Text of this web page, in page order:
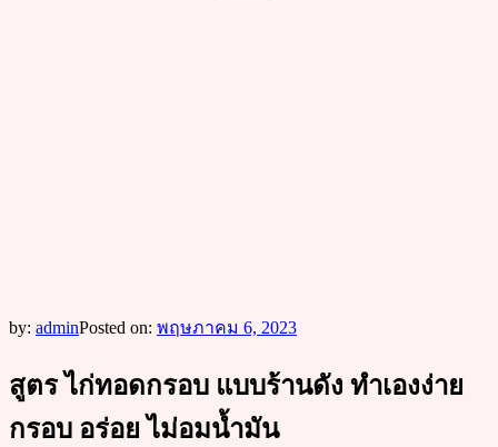
by: adminPosted on: พฤษภาคม 6, 2023
สูตร ไก่ทอดกรอบ แบบร้านดัง ทำเองง่าย
กรอบ อร่อย ไม่อมน้ำมัน